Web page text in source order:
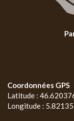
Coordonnées GPS
Latitude :
Longitude :